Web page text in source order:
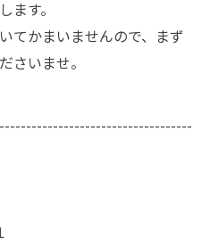
ます。
てかまいませんので、まず
さいませ。